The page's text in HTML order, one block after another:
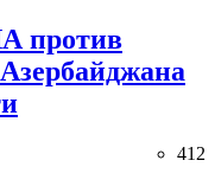
против
412